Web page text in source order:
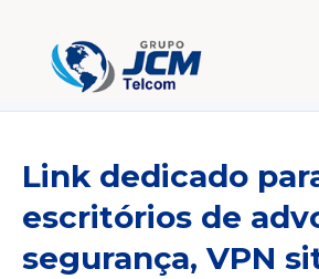
› Artigos Técnicos
Link dedicado
escritórios de
segurança, VPN